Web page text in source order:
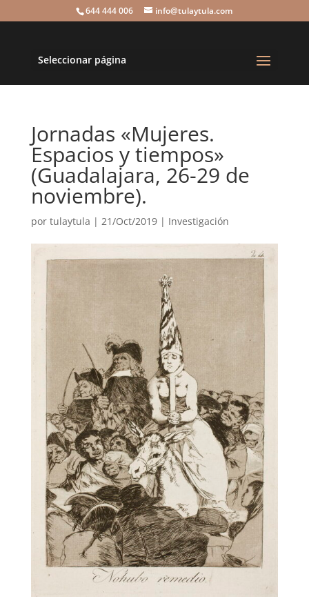
644 444 006 info@tulaytula.com
Seleccionar página
Jornadas «Mujeres.
Espacios y tiempos»
(Guadalajara, 26-29 de
noviembre).
por tulaytula | 21/Oct/2019| Investigación